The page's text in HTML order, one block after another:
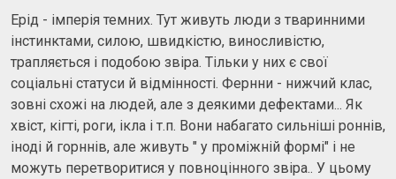
Ерід - імперія темних. Тут живуть люди з тваринними
інстинктами, силою, швидкістю, виносливістю,
трапляється і подобою звіра. Тільки у них є свої
соціальні статуси й відмінності. Фернни - нижчий клас,
зовні схожі на людей, але з деякими дефектами... Як
хвіст, кігті, роги, ікла і т.п. Вони набагато сильніші роннів,
іноді й горннів, але живуть " у проміжній формі" і не
можуть перетворитися у повноцінного звіра.. У цьому